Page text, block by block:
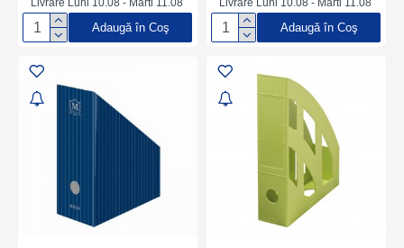
Livrare Luni 10.08 - Marti 11.08
Adaugă în Coş
Livrare Luni 10.08 - Marti 11.08
Adaugă în Coş